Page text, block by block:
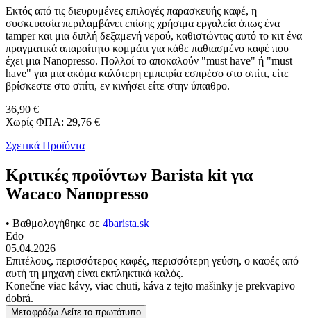
Εκτός από τις διευρυμένες επιλογές παρασκευής καφέ, η
συσκευασία περιλαμβάνει επίσης χρήσιμα εργαλεία όπως ένα
tamper και μια διπλή δεξαμενή νερού, καθιστώντας αυτό το κιτ ένα
πραγματικά απαραίτητο κομμάτι για κάθε παθιασμένο καφέ που
έχει μια Nanopresso. Πολλοί το αποκαλούν "must have" ή "must
have" για μια ακόμα καλύτερη εμπειρία εσπρέσο στο σπίτι, είτε
βρίσκεστε στο σπίτι, εν κινήσει είτε στην ύπαιθρο.
36,90 €
Χωρίς ΦΠΑ: 29,76 €
Σχετικά Προϊόντα
Κριτικές προϊόντων Barista kit για
Wacaco Nanopresso
• Βαθμολογήθηκε σε 4barista.sk
Edo
05.04.2026
Επιτέλους, περισσότερος καφές, περισσότερη γεύση, ο καφές από
αυτή τη μηχανή είναι εκπληκτικά καλός.
Konečne viac kávy, viac chuti, káva z tejto mašinky je prekvapivo
dobrá.
Μεταφράζω Δείτε το πρωτότυπο